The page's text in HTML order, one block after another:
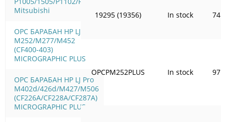
Mitsubishi
OPC БАРАБАН HP LJ Pro
M252/M277/M452
(CF400-403)
MICROGRAPHIC PLUS
OPC БАРАБАН HP LJ Pro
M402d/426d/M427/M506
(CF226A/CF228A/CF287A)
MICROGRAPHIC PLUS
19295 (19356) In stock
OPCPM252PLUS In stock